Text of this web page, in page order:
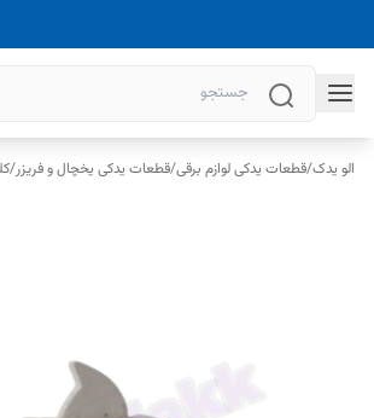
الو یدک/قطعات یدکی لوازم برقی/قطعات یدکی یخچال و فریزر/